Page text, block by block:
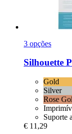
3 opções
Silhouette
Gold
Silver
Rose
Suporte
€ 11,29